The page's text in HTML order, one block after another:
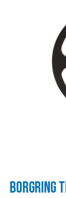
BORGRING